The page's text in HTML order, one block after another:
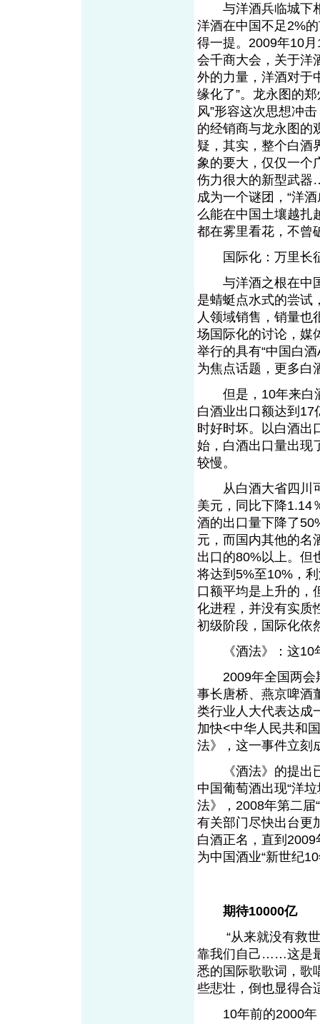
与洋酒兵临城下相
洋酒在中国不足2%
得一提。2009年10
会千商大会，关于洋
外的力量，洋酒对于
缘化了”。龙永图的
风”形容这次思想冲
的经销商与龙永图的
疑，其实，整个白酒
象的要大，仅仅一个
伤力很大的新型武
成为一个谜团，“洋
么能在中国土壤越扎
都在雾里看花，不曾
国际化：万里长
与洋酒之根在中国
是蜻蜓点水式的尝试
人领域销售，销量也
场国际化的讨论，媒
举行的具有“中国白
为焦点话题，更多白
但是，10年来白酒
白酒业出口额达到17
时好时坏。以白酒出
始，白酒出口量出现
较慢。
从白酒大省四川可
美元，同比下降1.14
酒的出口量下降了
元，而国内其他的名
出口的80%以上。但
将达到5%至10%，
口额平均是上升的，
化进程，并没有实质
初级阶段，国际化依
《酒法》：这10
2009年全国两会期
事长唐桥、燕京啤酒
类行业人大代表达成
加快<中华人民共和
法》，这一事件立刻
《酒法》的提出已
中国葡萄酒出现“洋
法》，2008年第二届
有关部门尽快出台更
白酒正名，直到
为中国酒业“新世纪
期待10000亿
“从来就没有救世
靠我们自己……这是
悉的国际歌歌词，歌
些悲壮，倒也显得合
10年前的2000年